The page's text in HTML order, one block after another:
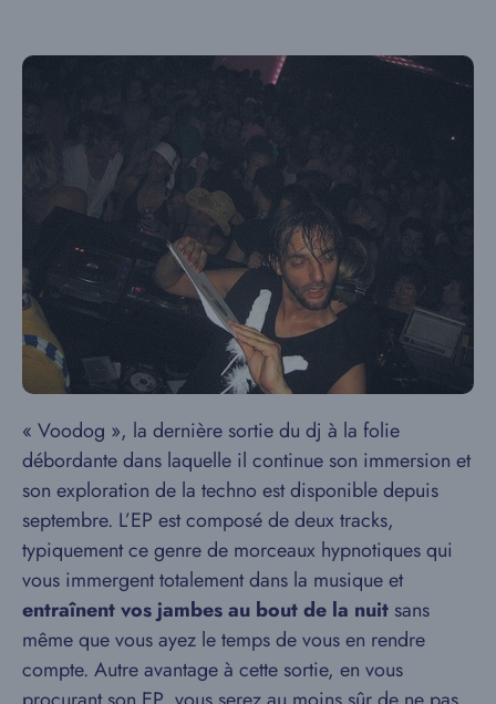
« Voodog », la dernière sortie du dj à la folie
débordante dans laquelle il continue son immersion et
son exploration de la techno est disponible depuis
septembre. L’EP est composé de deux tracks,
typiquement ce genre de morceaux hypnotiques qui
vous immergent totalement dans la musique et
entraînent vos jambes au bout de la nuit sans
même que vous ayez le temps de vous en rendre
compte. Autre avantage à cette sortie, en vous